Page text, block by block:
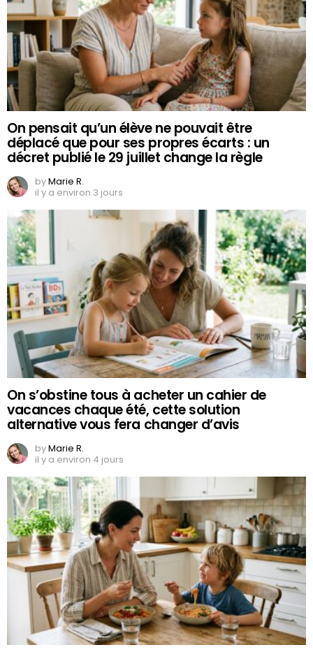
On pensait qu’un élève ne pouvait être
déplacé que pour ses propres écarts : un
décret publié le 29 juillet change la règle
byMarie R.
il y a environ 3 jours
On s’obstine tous à acheter un cahier de
vacances chaque été, cette solution
alternative vous fera changer d’avis
byMarie R.
il y a environ 4 jours